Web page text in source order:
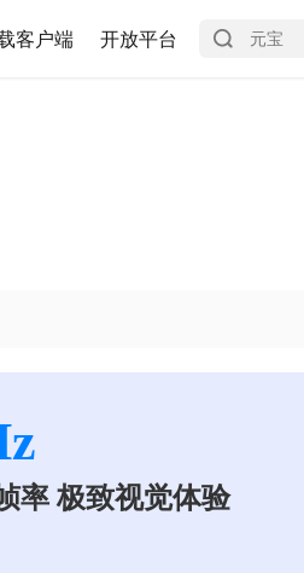
客户端 开放平台
率 极致视觉体验